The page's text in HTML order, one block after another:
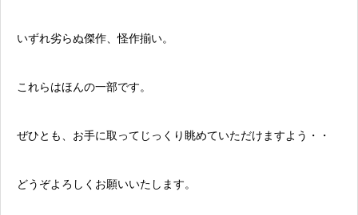
いずれ劣らぬ傑作、怪作揃い。
これらはほんの一部です。
ぜひとも、お手に取ってじっくり眺めていただけますよう・・
どうぞよろしくお願いいたします。